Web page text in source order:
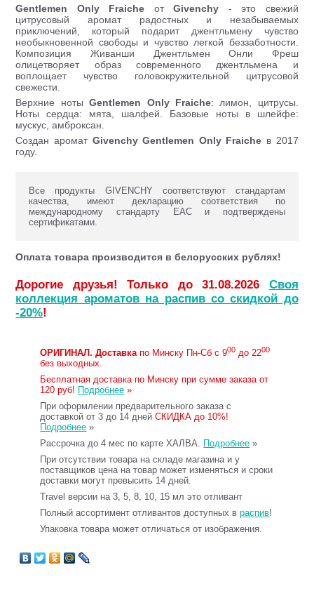
Gentlemen Only Fraiche отGivenchy - это свежий
цитрусовый аромат радостных и незабываемых
приключений, который подарит джентльмену чувство
необыкновенной свободы и чувство легкой беззаботности.
Композиция Живанши Джентльмен Онли Фреш
олицетворяет образ современного джентльмена и
воплощает чувство головокружительной цитрусовой
свежести.
Верхние нотыGentlemen Only Fraiche: лимон, цитрусы.
Ноты сердца: мята, шалфей. Базовые ноты в шлейфе:
мускус, амброксан.
Создан аромат Givenchy Gentlemen Only Fraiche в 2017
году.
Все продукты GIVENCHY соответствуют стандартам
качества, имеют декларацию соответствия по
международному стандарту ЕАС и подтверждены
сертификатами.
Оплата товара производится в белорусских рублях!
Дорогие друзья! Только до 31.08.2026 Своя
коллекция ароматов на распив со скидкой до
-20%!
ОРИГИНАЛ. Доставкапо Минску Пн-Сб с 900 до 2200
без выходных.
Бесплатная доставка по Минску при сумме заказа от
120 руб! Подробнее »
При оформлении предварительного заказа с
доставкой от 3 до 14 днейСКИДКА до 10%!
Подробнее »
Рассрочка до 4 мес по карте ХАЛВА. Подробнее »
При отсутствии товара на складе магазина и у
поставщиков цена на товар может изменяться и сроки
доставки могут превысить 14 дней.
Travel версии на 3, 5, 8, 10, 15 мл это отливант
Полный ассортимент отливантов доступных враспив!
Упаковка товара может отличаться от изображения.